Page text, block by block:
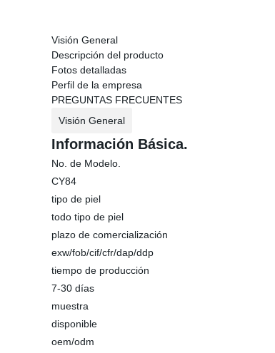
Visión General
Descripción del producto
Fotos detalladas
Perfil de la empresa
PREGUNTAS FRECUENTES
Visión General
Información Básica.
No. de Modelo.
CY84
tipo de piel
todo tipo de piel
plazo de comercialización
exw/fob/cif/cfr/dap/ddp
tiempo de producción
7-30 días
muestra
disponible
oem/odm